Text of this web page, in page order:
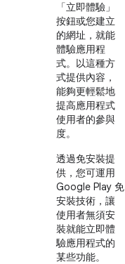
「立即體驗」
按鈕或您建立
的網址，就能
體驗應用程
式。以這種方
式提供內容，
能夠更輕鬆地
提高應用程式
使用者的參與
度。
透過免安裝提
供，您可運用
Google Play 免
安裝技術，讓
使用者無須安
裝就能立即體
驗應用程式的
某些功能。